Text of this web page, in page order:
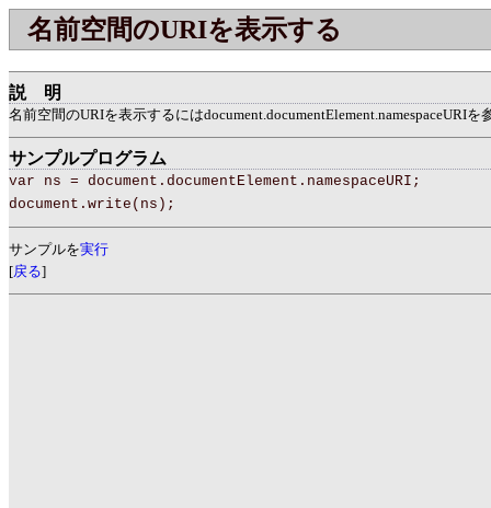
名前空間のURIを表示する
説明
名前空間のURIを表示するにはdocument.documentElement.namespaceURIを
サンプルプログラム
var ns = document.documentElement.namespaceURI;
document.write(ns);
サンプルを実行
[戻る]